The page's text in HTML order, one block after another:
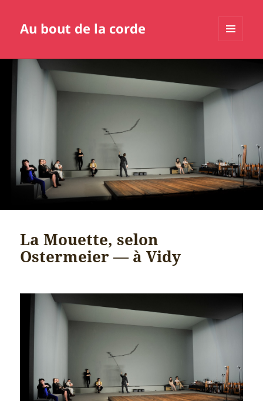
Au bout de la corde
La Mouette, selon
Ostermeier — à Vidy